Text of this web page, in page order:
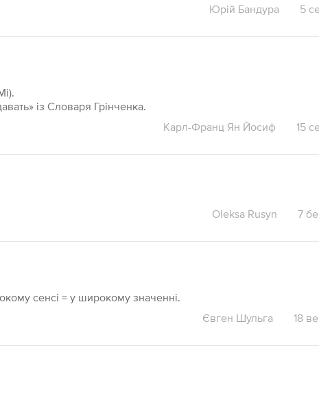
Юрій Бандура 5
із Словаря Грінченка.
Карл-Франц Ян Йосиф 15
Oleksa Rusyn 7
сенсі = у широкому значенні.
Євген Шульга 18